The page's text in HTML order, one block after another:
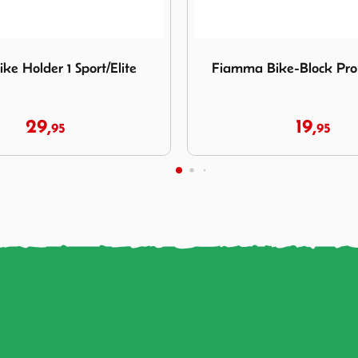
Block Pro 1 Zwart +
19,95
Thule Bike Holder 2
32,95